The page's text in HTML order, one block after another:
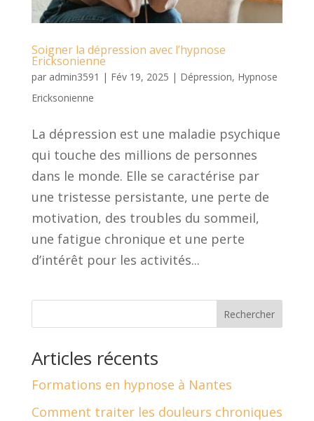
Soigner la dépression avec l’hypnose
Ericksonienne
par admin3591 | Fév 19, 2025 | Dépression, Hypnose
Ericksonienne
La dépression est une maladie psychique
qui touche des millions de personnes
dans le monde. Elle se caractérise par
une tristesse persistante, une perte de
motivation, des troubles du sommeil,
une fatigue chronique et une perte
d’intérêt pour les activités...
Rechercher
Articles récents
Formations en hypnose à Nantes
Comment traiter les douleurs chroniques